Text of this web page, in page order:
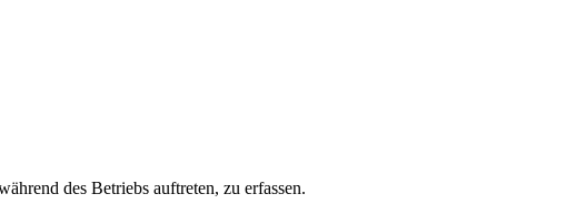
des Betriebs auftreten, zu erfassen.